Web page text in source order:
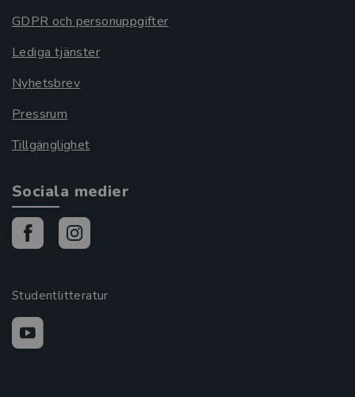
GDPR och personuppgifter
Lediga tjänster
Nyhetsbrev
Pressrum
Tillgänglighet
Sociala medier
Studentlitteratur